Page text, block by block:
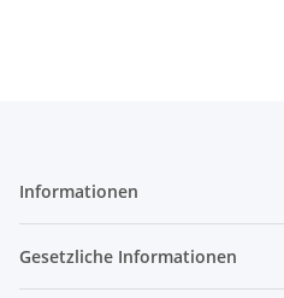
Informationen
Gesetzliche Informationen